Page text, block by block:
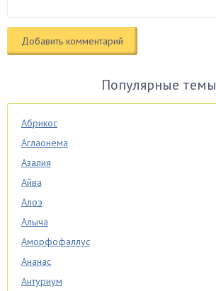
Популярные темы
Абрикос
Аглаонема
Азалия
Айва
Алоэ
Алыча
Аморфофаллус
Ананас
Антуриум